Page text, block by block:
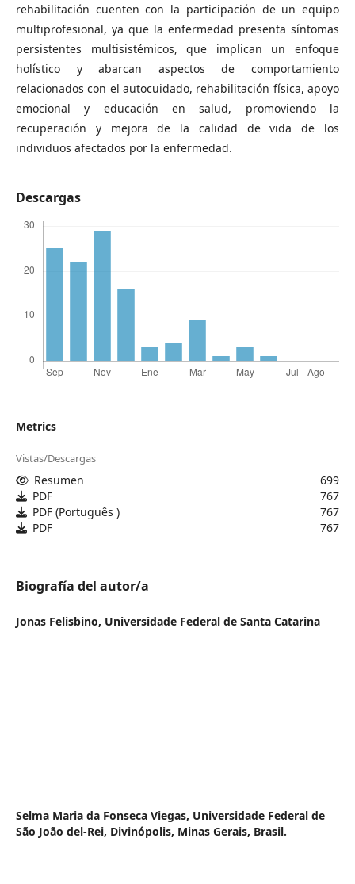
rehabilitación cuenten con la participación de un equipo
multiprofesional, ya que la enfermedad presenta síntomas
persistentes multisistémicos, que implican un enfoque
holístico y abarcan aspectos de comportamiento
relacionados con el autocuidado, rehabilitación física, apoyo
emocional y educación en salud, promoviendo la
recuperación y mejora de la calidad de vida de los
individuos afectados por la enfermedad.
Descargas
Metrics
Vistas/Descargas
Resumen
699
PDF
767
PDF (Português )
767
PDF
767
Biografía del autor/a
Jonas Felisbino, Universidade Federal de Santa Catarina
Selma Maria da Fonseca Viegas, Universidade Federal de
São João del-Rei, Divinópolis, Minas Gerais, Brasil.